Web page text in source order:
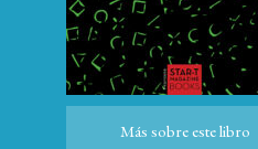
Más sobre este libro